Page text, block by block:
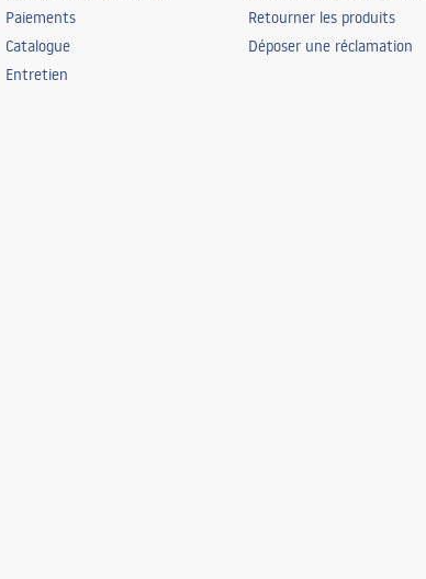
Paiements
Catalogue
Entretien
Retourner les produits
Déposer une réclamation